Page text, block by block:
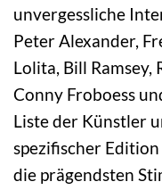
unvergessliche
Peter Alexander,
Lolita, Bill Ramsey,
Conny Froboess
Liste der Künstler
spezifischer
die prägendsten